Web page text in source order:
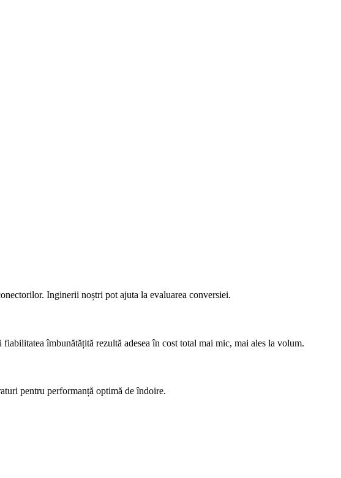
Inginerii noștri pot ajuta la evaluarea conversiei.
îmbunătățită rezultă adesea în cost total mai mic, mai ales la volum.
pentru performanță optimă de îndoire.